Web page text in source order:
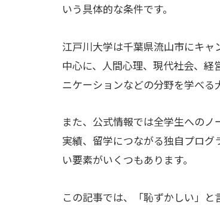
いう具体的な条件です。
江戸川大学は千葉県流山市にキ
中心に、人間心理、現代社会、
ニケーションなどの分野を学べる
また、公式情報では全学生への
実績、留学につながる独自プログ
い要素がいくつもあります。
この記事では、「恥ずかしい」